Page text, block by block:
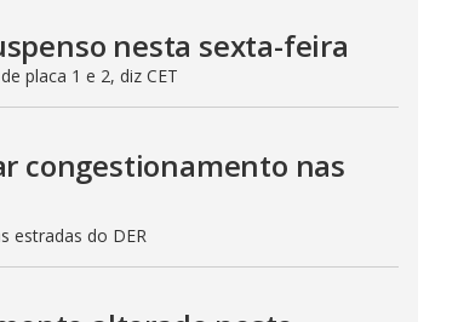
nesta sexta-feira
placa 1 e 2, diz CET
congestionamento nas
estradas do DER